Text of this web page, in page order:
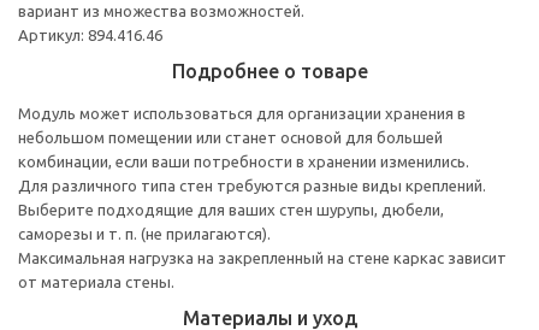
вариант из множества возможностей.
Артикул: 894.416.46
Подробнее о товаре
Модуль может использоваться для организации хранения в
небольшом помещении или станет основой для большей
комбинации, если ваши потребности в хранении изменились.
Для различного типа стен требуются разные виды креплений.
Выберите подходящие для ваших стен шурупы, дюбели,
саморезы и т. п. (не прилагаются).
Максимальная нагрузка на закрепленный на стене каркас зависит
от материала стены.
Материалы и уход